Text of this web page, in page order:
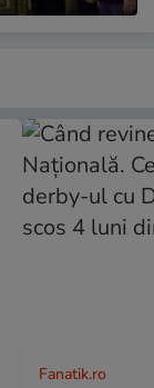
Fanatik.ro